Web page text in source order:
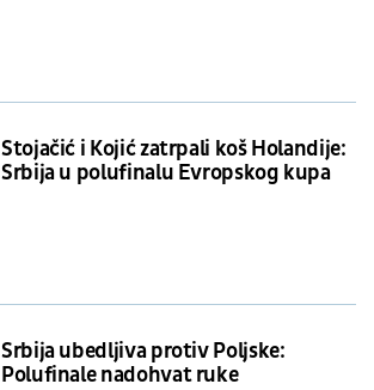
Stojačić i Kojić zatrpali koš Holandije:
Srbija u polufinalu Evropskog kupa
Srbija ubedljiva protiv Poljske:
Polufinale nadohvat ruke